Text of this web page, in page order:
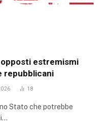
estremismi
repubblicani
18
Stato che potrebbe